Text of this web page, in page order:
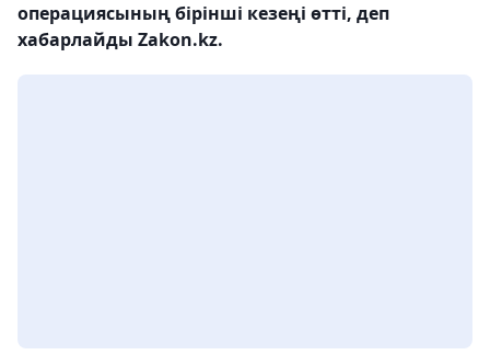
операциясының бірінші кезеңі өтті, деп
хабарлайды Zakon.kz.